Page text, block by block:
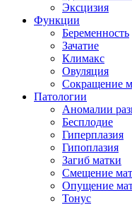
Эксцизия
Функции
Беременность
Зачатие
Климакс
Овуляция
Сокращение
Патологии
Аномалии
Бесплодие
Гиперплазия
Гипоплазия
Загиб матки
Смещение
Опущение
Тонус